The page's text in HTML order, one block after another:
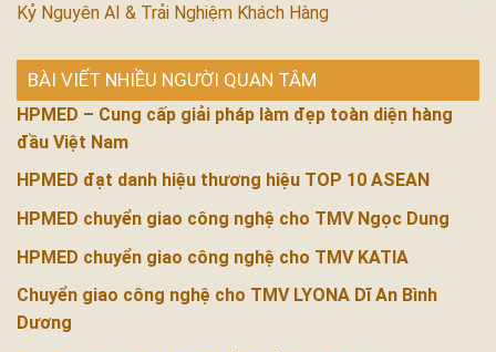
Kỷ Nguyên AI & Trải Nghiệm Khách Hàng
BÀI VIẾT NHIỀU NGƯỜI QUAN TÂM
HPMED – Cung cấp giải pháp làm đẹp toàn diện hàng
đầu Việt Nam
HPMED đạt danh hiệu thương hiệu TOP 10 ASEAN
HPMED chuyển giao công nghệ cho TMV Ngọc Dung
HPMED chuyển giao công nghệ cho TMV KATIA
Chuyển giao công nghệ cho TMV LYONA Dĩ An Bình
Dương